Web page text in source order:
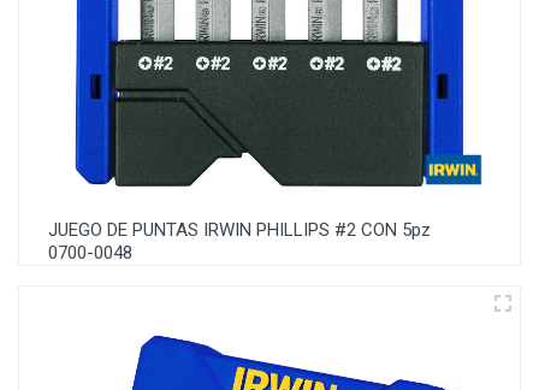
JUEGO DE PUNTAS IRWIN PHILLIPS #2 CON 5pz
0700-0048